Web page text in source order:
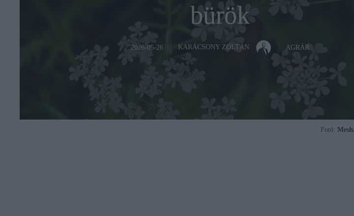
bürök
2026-05-26 KARÁCSONY ZOLTÁN AGRÁR
Fotó: